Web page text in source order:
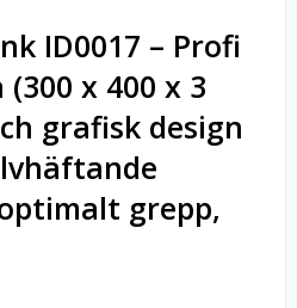
ID0017 – Profi
x 400 x 3
grafisk design
grepp,